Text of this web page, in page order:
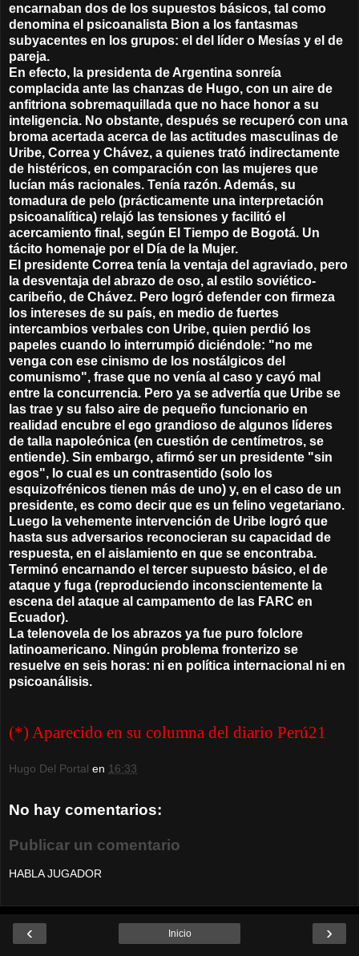
encarnaban dos de los supuestos básicos, tal como
denomina el psicoanalista Bion a los fantasmas
subyacentes en los grupos: el del líder o Mesías y el de
pareja.
En efecto, la presidenta de Argentina sonreía
complacida ante las chanzas de Hugo, con un aire de
anfitriona sobremaquillada que no hace honor a su
inteligencia. No obstante, después se recuperó con una
broma acertada acerca de las actitudes masculinas de
Uribe, Correa y Chávez, a quienes trató indirectamente
de histéricos, en comparación con las mujeres que
lucían más racionales. Tenía razón. Además, su
tomadura de pelo (prácticamente una interpretación
psicoanalítica) relajó las tensiones y facilitó el
acercamiento final, según El Tiempo de Bogotá. Un
tácito homenaje por el Día de la Mujer.
El presidente Correa tenía la ventaja del agraviado, pero
la desventaja del abrazo de oso, al estilo soviético-
caribeño, de Chávez. Pero logró defender con firmeza
los intereses de su país, en medio de fuertes
intercambios verbales con Uribe, quien perdió los
papeles cuando lo interrumpió diciéndole: "no me
venga con ese cinismo de los nostálgicos del
comunismo", frase que no venía al caso y cayó mal
entre la concurrencia. Pero ya se advertía que Uribe se
las trae y su falso aire de pequeño funcionario en
realidad encubre el ego grandioso de algunos líderes
de talla napoleónica (en cuestión de centímetros, se
entiende). Sin embargo, afirmó ser un presidente "sin
egos", lo cual es un contrasentido (solo los
esquizofrénicos tienen más de uno) y, en el caso de un
presidente, es como decir que es un felino vegetariano.
Luego la vehemente intervención de Uribe logró que
hasta sus adversarios reconocieran su capacidad de
respuesta, en el aislamiento en que se encontraba.
Terminó encarnando el tercer supuesto básico, el de
ataque y fuga (reproduciendo inconscientemente la
escena del ataque al campamento de las FARC en
Ecuador).
La telenovela de los abrazos ya fue puro folclore
latinoamericano. Ningún problema fronterizo se
resuelve en seis horas: ni en política internacional ni en
psicoanálisis.
(*) Aparecido en su columna del diario Perú21
Hugo Del Portal en 16:33
No hay comentarios:
Publicar un comentario
HABLA JUGADOR
‹ ›
Inicio